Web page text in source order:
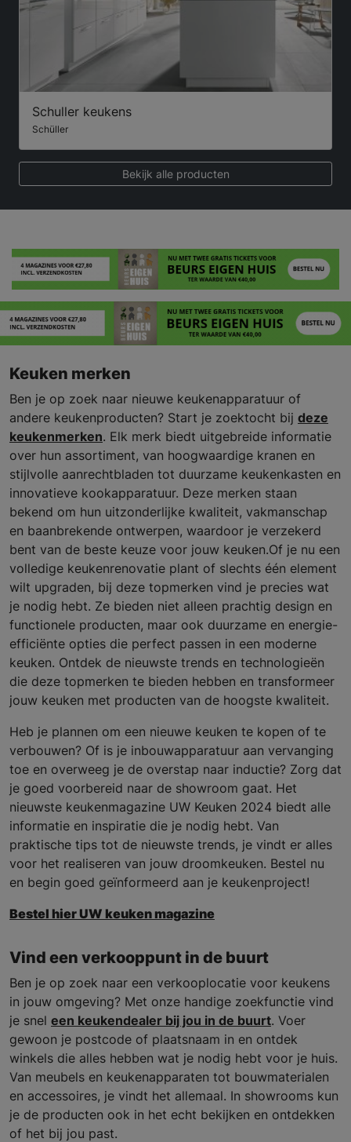
Schuller keukens
Schüller
Bekijk alle producten
Keuken merken
Ben je op zoek naar nieuwe keukenapparatuur of
andere keukenproducten? Start je zoektocht bij deze
keukenmerken. Elk merk biedt uitgebreide informatie
over hun assortiment, van hoogwaardige kranen en
stijlvolle aanrechtbladen tot duurzame keukenkasten en
innovatieve kookapparatuur. Deze merken staan
bekend om hun uitzonderlijke kwaliteit, vakmanschap
en baanbrekende ontwerpen, waardoor je verzekerd
bent van de beste keuze voor jouw keuken.Of je nu een
volledige keukenrenovatie plant of slechts één element
wilt upgraden, bij deze topmerken vind je precies wat
je nodig hebt. Ze bieden niet alleen prachtig design en
functionele producten, maar ook duurzame en energie-
efficiënte opties die perfect passen in een moderne
keuken. Ontdek de nieuwste trends en technologieën
die deze topmerken te bieden hebben en transformeer
jouw keuken met producten van de hoogste kwaliteit.
Heb je plannen om een nieuwe keuken te kopen of te
verbouwen? Of is je inbouwapparatuur aan vervanging
toe en overweeg je de overstap naar inductie? Zorg dat
je goed voorbereid naar de showroom gaat. Het
nieuwste keukenmagazine UW Keuken 2024 biedt alle
informatie en inspiratie die je nodig hebt. Van
praktische tips tot de nieuwste trends, je vindt er alles
voor het realiseren van jouw droomkeuken. Bestel nu
en begin goed geïnformeerd aan je keukenproject!
Bestel hier UW keuken magazine
Vind een verkooppunt in de buurt
Ben je op zoek naar een verkooplocatie voor keukens
in jouw omgeving? Met onze handige zoekfunctie vind
je snel een keukendealer bij jou in de buurt. Voer
gewoon je postcode of plaatsnaam in en ontdek
winkels die alles hebben wat je nodig hebt voor je huis.
Van meubels en keukenapparaten tot bouwmaterialen
en accessoires, je vindt het allemaal. In showrooms kun
je de producten ook in het echt bekijken en ontdekken
of het bij jou past.